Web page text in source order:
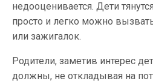
недооценивается. Дети
просто и легко можно
или зажигалок.
Родители, заметив интерес
должны, не откладывая на